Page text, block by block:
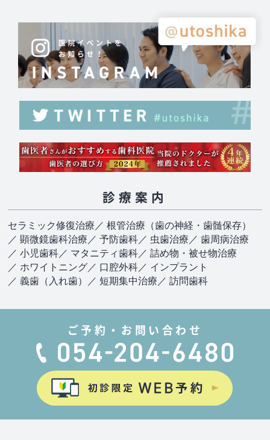
診療案内
セラミック修復治療／ 根管治療（歯の神経・歯髄保存）
／ 顕微鏡歯科治療／ 予防歯科／ 虫歯治療／ 歯周病治療
／ 小児歯科／ マタニティ歯科／ 詰め物・被せ物治療
／ ホワイトニング／ 口腔外科／ インプラント
／ 義歯（入れ歯） ／ 短期集中治療／ 訪問歯科
ご予約・お問い合わせ